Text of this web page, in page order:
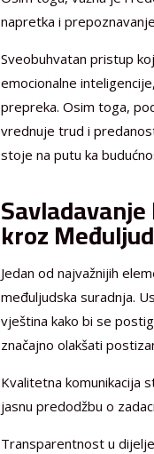
napretka i
Sveobuhvatan pristup
emocionalne
prepreka. Osim toga,
vrednuje trud i
stoje na putu ka
kroz
Jedan od najvažnijih
međuljudska suradnja.
vještina kako bi se
značajno olakšati
Kvalitetna komunikacija
jasnu predodžbu o
Transparentnost u